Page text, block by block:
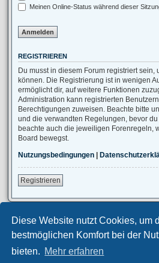
Diese Website nutzt Cookies, um
bestmöglichen Komfort bei der
bieten. Mehr erfahren
Meinen Online-Status während dieser
REGISTRIEREN
Du musst in diesem Forum registriert sein,
können. Die Registrierung ist in wenigen
ermöglicht dir, auf weitere Funktionen
Administration kann registrierten
Berechtigungen zuweisen. Beachte bitte
und die verwandten Regelungen, bevor
beachte auch die jeweiligen Forenregeln,
Board bewegst.
Nutzungsbedingungen |
Registrieren
Foren-Übersicht
Privates Forum ©